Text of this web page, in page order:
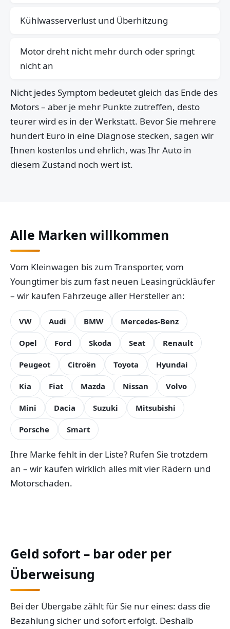
Kühlwasserverlust und Überhitzung
Motor dreht nicht mehr durch oder springt
nicht an
Nicht jedes Symptom bedeutet gleich das Ende des
Motors – aber je mehr Punkte zutreffen, desto
teurer wird es in der Werkstatt. Bevor Sie mehrere
hundert Euro in eine Diagnose stecken, sagen wir
Ihnen kostenlos und ehrlich, was Ihr Auto in
diesem Zustand noch wert ist.
Alle Marken willkommen
Vom Kleinwagen bis zum Transporter, vom
Youngtimer bis zum fast neuen Leasingrückläufer
– wir kaufen Fahrzeuge aller Hersteller an:
VW Audi BMW Mercedes-Benz
Opel Ford Skoda Seat Renault
Peugeot Citroën Toyota Hyundai
Kia Fiat Mazda Nissan Volvo
Mini Dacia Suzuki Mitsubishi
Porsche Smart
Ihre Marke fehlt in der Liste? Rufen Sie trotzdem
an – wir kaufen wirklich alles mit vier Rädern und
Motorschaden.
Geld sofort – bar oder per
Überweisung
Bei der Übergabe zählt für Sie nur eines: dass die
Bezahlung sicher und sofort erfolgt. Deshalb